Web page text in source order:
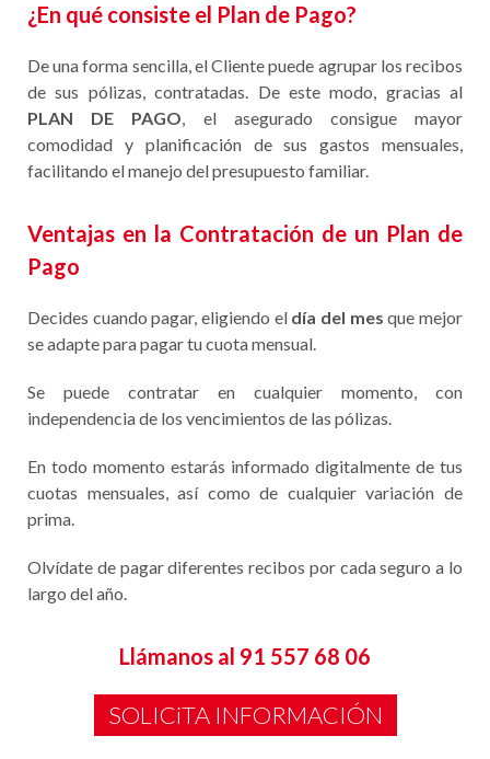
¿En qué consiste el Plan de Pago?
De una forma sencilla, el Cliente puede agrupar los recibos
de sus pólizas, contratadas. De este modo, gracias al
PLAN DE PAGO, el asegurado consigue mayor
comodidad y planificación de sus gastos mensuales,
facilitando el manejo del presupuesto familiar.
Ventajas en la Contratación de un Plan de
Pago
Decides cuando pagar, eligiendo el día del mes que mejor
se adapte para pagar tu cuota mensual.
Se puede contratar en cualquier momento, con
independencia de los vencimientos de las pólizas.
En todo momento estarás informado digitalmente de tus
cuotas mensuales, así como de cualquier variación de
prima.
Olvídate de pagar diferentes recibos por cada seguro a lo
largo del año.
Llámanos al 91 557 68 06
SOLICiTA INFORMACIÓN